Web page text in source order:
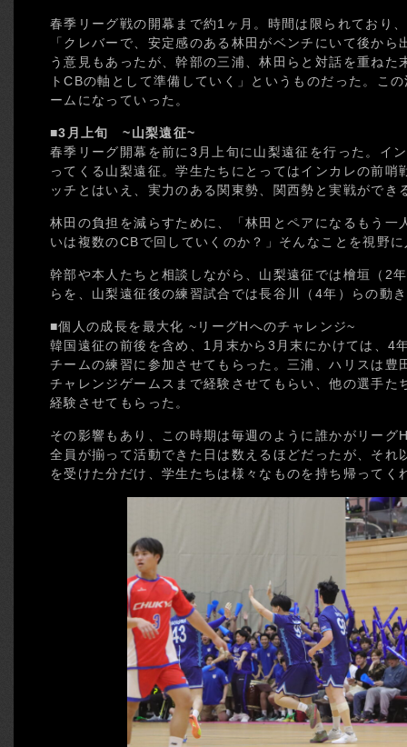
春季リーグ戦の開幕まで約1ヶ月。時間は限られており
「クレバーで、安定感のある林田がベンチにいて後か
う意見もあったが、幹部の三浦、林田らと対話を重ねた
トCBの軸として準備していく」というものだった。こ
ームになっていった。
■3月上旬 ~山梨遠征~
春季リーグ開幕を前に3月上旬に山梨遠征を行った。イ
ってくる山梨遠征。学生たちにとってはインカレの前哨
ッチとはいえ、実力のある関東勢、関西勢と実戦ができ
林田の負担を減らすために、「林田とペアになるもう一
いは複数のCBで回していくのか？」そんなことを視野
幹部や本人たちと相談しながら、山梨遠征では檜垣（2
らを、山梨遠征後の練習試合では長谷川（4年）らの動
■個人の成長を最大化 ~リーグHへのチャレンジ~
韓国遠征の前後を含め、1月末から3月末にかけては、4
チームの練習に参加させてもらった。三浦、ハリスは豊
チャレンジゲームスまで経験させてもらい、他の選手た
経験させてもらった。
その影響もあり、この時期は毎週のように誰かがリーグ
全員が揃って活動できた日は数えるほどだったが、それ
を受けた分だけ、学生たちは様々なものを持ち帰ってく